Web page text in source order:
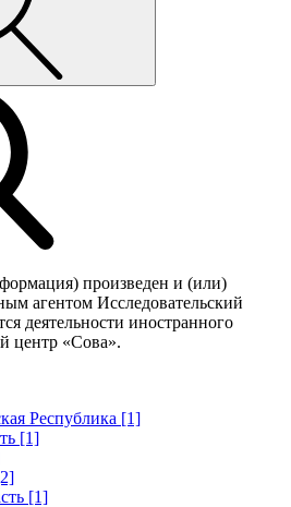
произведен и (или)
агентом Исследовательский
деятельности иностранного
центр «Сова».
Республика [1]
[1]
[1]